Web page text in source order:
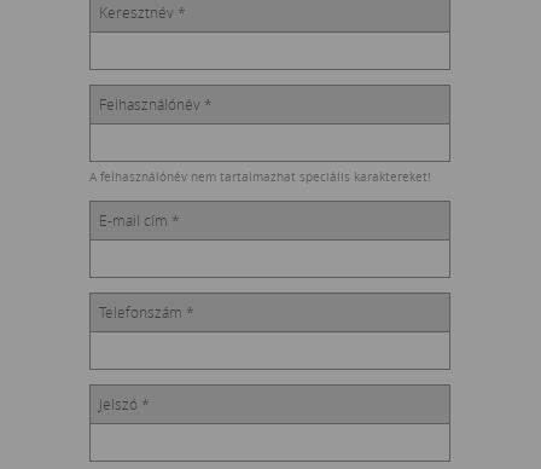
Keresztnév *
Felhasználónév *
A felhasználónév nem tartalmazhat speciális karaktereket!
E-mail cím *
Telefonszám *
Jelszó *